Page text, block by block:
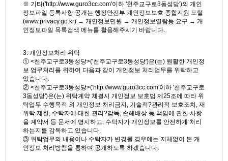
※ 기타('http://www.guro3cc.com'이하 '천주교구로3동성당')의 개인
정보파일 등록사항 공개는 행정안전부 개인정보보호 종합지원 포털
(www.privacy.go.kr) → 개인정보민원 → 개인정보열람등 요구 → 개
인정보파일 목록검색 메뉴를 활용해주시기 바랍니다.
3. 개인정보처리 위탁
① <천주교구로3동성당>('천주교구로3동성당')은(는) 원활한 개인정
보 업무처리를 위하여 다음과 같이 개인정보 처리업무를 위탁하고
있습니다.
② <천주교구로3동성당>('http://www.guro3cc.com'이하 '천주교구로
3동성당')은(는) 위탁계약 체결시 개인정보 보호법 제25조에 따라 위
탁업무 수행목적 외 개인정보 처리금지, 기술적?관리적 보호조치, 재
위탁 제한, 수탁자에 대한 관리?감독, 손해배상 등 책임에 관한 사항
을 계약서 등 문서에 명시하고, 수탁자가 개인정보를 안전하게 처리
하는지를 감독하고 있습니다.
③ 위탁업무의 내용이나 수탁자가 변경될 경우에는 지체없이 본 개
인정보 처리방침을 통하여 공개하도록 하겠습니다.